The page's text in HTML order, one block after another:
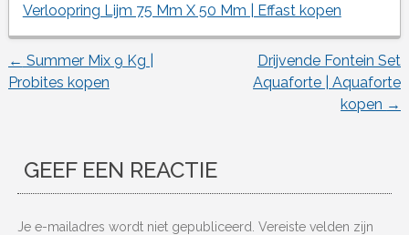
Verloopring Lijm 75 Mm X 50 Mm | Effast kopen
Berichtnavigatie
← Summer Mix 9 Kg |
Probites kopen
Drijvende Fontein Set
Aquaforte | Aquaforte
kopen →
GEEF EEN REACTIE
Je e-mailadres wordt niet gepubliceerd. Vereiste velden zijn